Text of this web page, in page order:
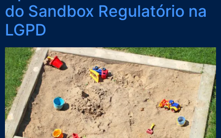
do Sandbox Regulatório na
LGPD